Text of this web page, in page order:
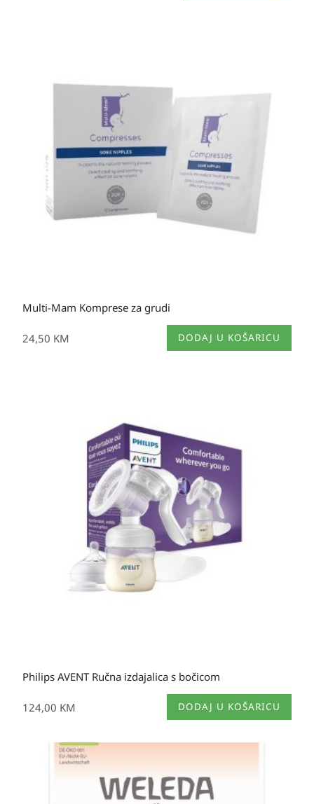
odabrati
na
stranici
proizvoda
Multi-Mam Komprese za grudi
24,50 KM DODAJ U KOŠARICU
Philips AVENT Ručna izdajalica s bočicom
124,00 KM DODAJ U KOŠARICU